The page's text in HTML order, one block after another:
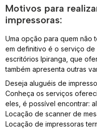
Motivos para
impressoras:
Uma opção para quem não
em definitivo é o serviço de
escritórios Ipiranga, que
também apresenta outras
Deseja aluguéis de
Conheça os serviços
eles, é possível encontrar:
Locação de scanner de
Locação de impressoras